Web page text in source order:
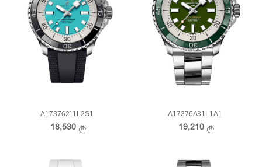
A17376211L2S1
18,530
A17376A31L1A1
19,210